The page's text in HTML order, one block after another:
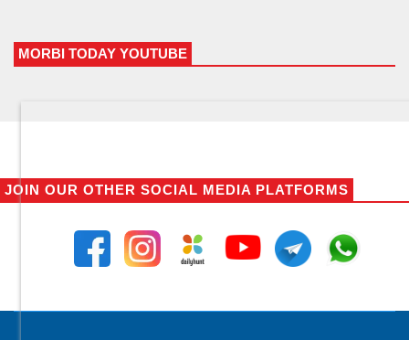
MORBI TODAY YOUTUBE
JOIN OUR OTHER SOCIAL MEDIA PLATFORMS